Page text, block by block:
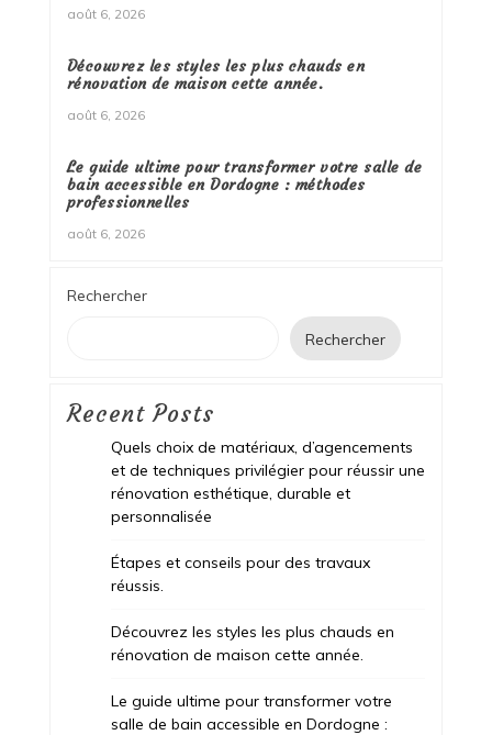
août 6, 2026
Découvrez les styles les plus chauds en
rénovation de maison cette année.
août 6, 2026
Le guide ultime pour transformer votre salle de
bain accessible en Dordogne : méthodes
professionnelles
août 6, 2026
Rechercher
Rechercher
Recent Posts
Quels choix de matériaux, d’agencements
et de techniques privilégier pour réussir une
rénovation esthétique, durable et
personnalisée
Étapes et conseils pour des travaux
réussis.
Découvrez les styles les plus chauds en
rénovation de maison cette année.
Le guide ultime pour transformer votre
salle de bain accessible en Dordogne :